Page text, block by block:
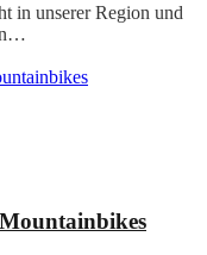
in unserer Region und